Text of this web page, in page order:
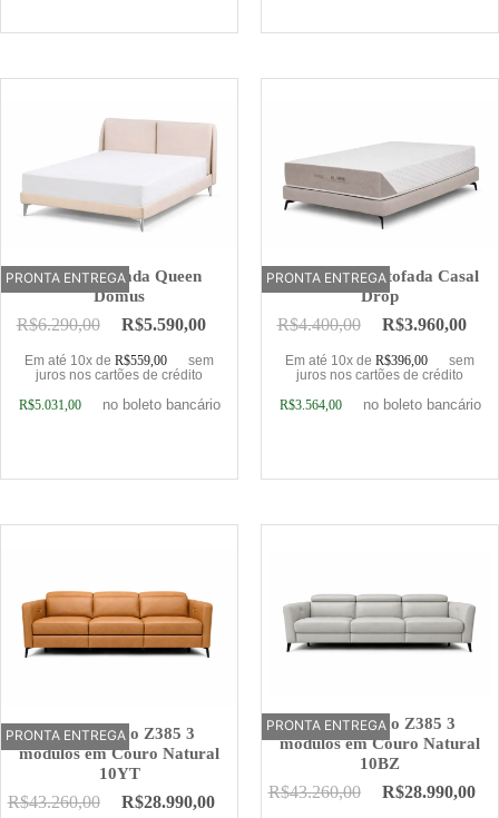
OFERTA
PRONTA ENTREGA
Cama Estofada Queen
Domus
R$6.290,00 R$5.590,00
Em até 10x de R$559,00
sem
juros nos cartões de crédito
R$5.031,00 no boleto bancário
PRONTA ENTREGA
Base Cama Estofada Casal
Drop
R$4.400,00 R$3.960,00
Em até 10x de R$396,00
sem
juros nos cartões de crédito
R$3.564,00 no boleto bancário
OFERTA
PRONTA ENTREGA
Sofá Elétrico Z385 3
módulos em Couro Natural
10YT
R$43.260,00 R$28.990,00
OFERTA
PRONTA ENTREGA
Sofá Elétrico Z385 3
módulos em Couro Natural
10BZ
R$43.260,00 R$28.990,00